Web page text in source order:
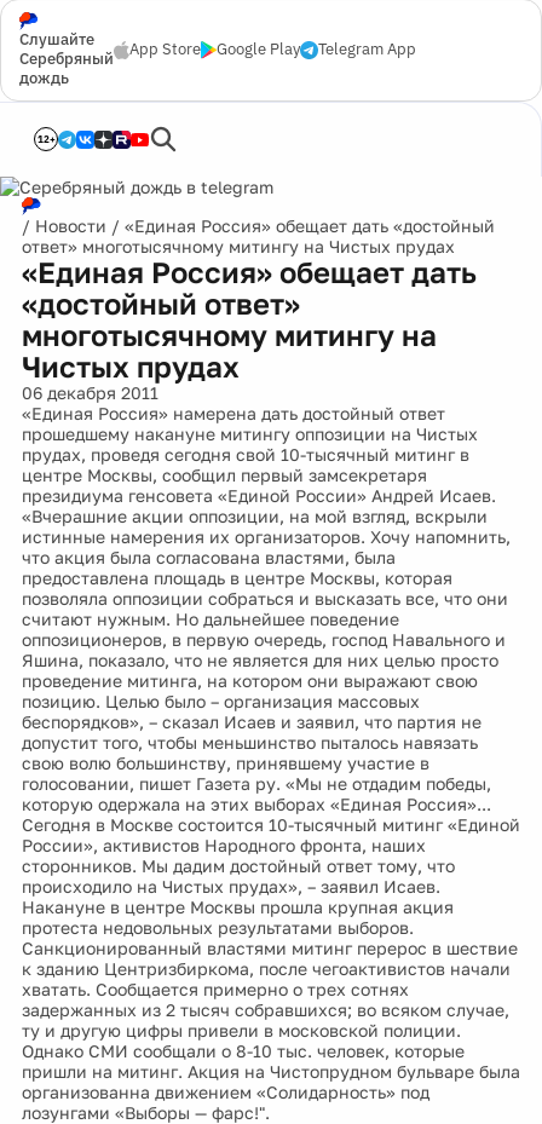
Слушайте
Серебряный
дождь
App Store Google Play Telegram App
12+
/ Новости / «Единая Россия» обещает дать «достойный
ответ» многотысячному митингу на Чистых прудах
«Единая Россия» обещает дать
«достойный ответ»
многотысячному митингу на
Чистых прудах
06 декабря 2011
«Единая Россия» намерена дать достойный ответ
прошедшему накануне митингу оппозиции на Чистых
прудах, проведя сегодня свой 10-тысячный митинг в
центре Москвы, сообщил первый замсекретаря
президиума генсовета «Единой России» Андрей Исаев.
«Вчерашние акции оппозиции, на мой взгляд, вскрыли
истинные намерения их организаторов. Хочу напомнить,
что акция была согласована властями, была
предоставлена площадь в центре Москвы, которая
позволяла оппозиции собраться и высказать все, что они
считают нужным. Но дальнейшее поведение
оппозиционеров, в первую очередь, господ Навального и
Яшина, показало, что не является для них целью просто
проведение митинга, на котором они выражают свою
позицию. Целью было – организация массовых
беспорядков», – сказал Исаев и заявил, что партия не
допустит того, чтобы меньшинство пыталось навязать
свою волю большинству, принявшему участие в
голосовании, пишет Газета ру. «Мы не отдадим победы,
которую одержала на этих выборах «Единая Россия»...
Сегодня в Москве состоится 10-тысячный митинг «Единой
России», активистов Народного фронта, наших
сторонников. Мы дадим достойный ответ тому, что
происходило на Чистых прудах», – заявил Исаев.
Накануне в центре Москвы прошла крупная акция
протеста недовольных результатами выборов.
Санкционированный властями митинг перерос в шествие
к зданию Центризбиркома, после чегоактивистов начали
хватать. Сообщается примерно о трех сотнях
задержанных из 2 тысяч собравшихся; во всяком случае,
ту и другую цифры привели в московской полиции.
Однако СМИ сообщали о 8-10 тыс. человек, которые
пришли на митинг. Акция на Чистопрудном бульваре была
организованна движением «Солидарность» под
лозунгами «Выборы — фарс!".